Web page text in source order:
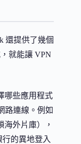
還提供了幾個
就能讓 VPN
哪些應用程式
路連線。例如
海外片庫），
的異地登入